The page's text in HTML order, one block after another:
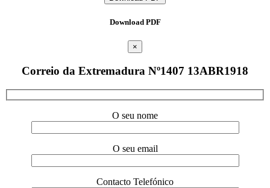
Download PDF
×
Correio da Extremadura Nº1407 13ABR1918
O seu nome
O seu email
Contacto Telefónico